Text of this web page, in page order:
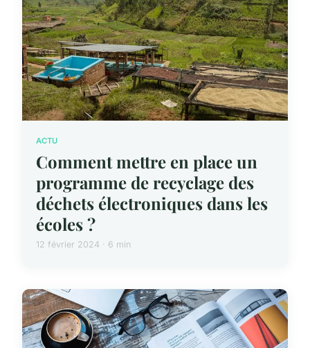
ACTU
Comment mettre en place un
programme de recyclage des
déchets électroniques dans les
écoles ?
12 février 2024 · 6 min